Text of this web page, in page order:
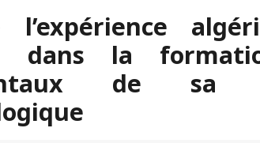
l’expérience
dans la
de sa